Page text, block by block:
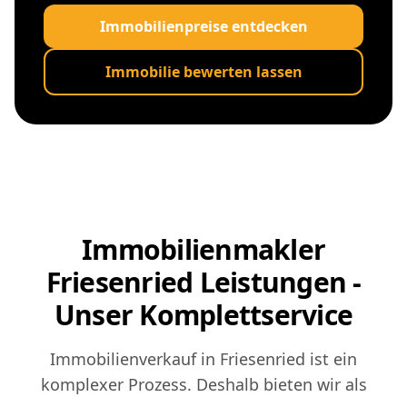
Immobilienpreise entdecken
Immobilie bewerten lassen
Immobilienmakler
Friesenried Leistungen -
Unser Komplettservice
Immobilienverkauf in Friesenried ist ein
komplexer Prozess. Deshalb bieten wir als